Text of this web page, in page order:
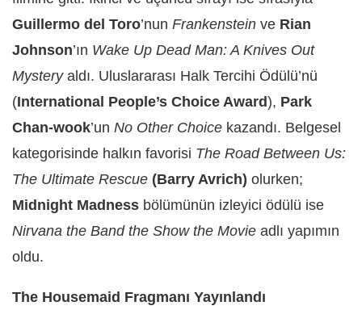
Guillermo del Toro’nun Frankenstein ve Rian
Johnson’ın Wake Up Dead Man: A Knives Out
Mysteryaldı. Uluslararası Halk Tercihi Ödülü’nü
(International People’s Choice Award), Park
Chan-wook’un No Other Choice kazandı. Belgesel
kategorisinde halkın favorisi The Road Between Us:
The Ultimate Rescue (Barry Avrich) olurken;
Midnight Madness bölümünün izleyici ödülü ise
Nirvana the Band the Show the Movie adlı yapımın
oldu.
The Housemaid Fragmanı Yayınlandı